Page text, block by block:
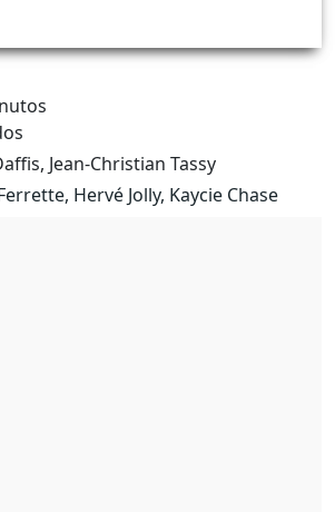
Jean-Christian Tassy
Hervé Jolly, Kaycie Chase